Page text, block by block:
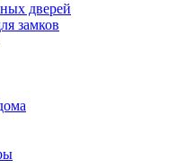
дверей
замков